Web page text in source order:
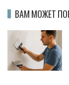
ВАМ МОЖЕТ